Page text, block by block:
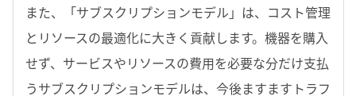
また、「サブスクリプションモデル」は、コスト管理
とリソースの最適化に大きく貢献します。機器を購入
せず、サービスやリソースの費用を必要な分だけ支払
うサブスクリプションモデルは、今後ますますトラフ